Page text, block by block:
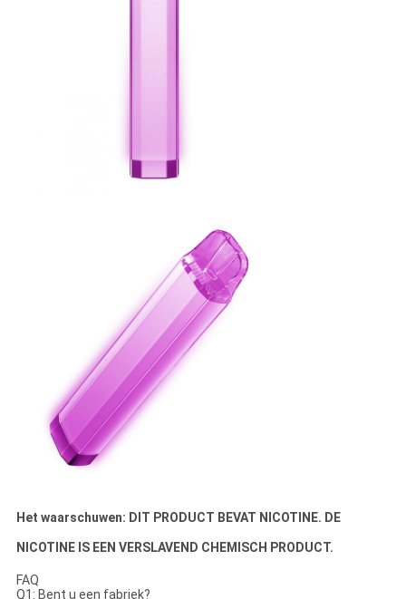
Het waarschuwen: DIT PRODUCT BEVAT NICOTINE. DE
NICOTINE IS EEN VERSLAVEND CHEMISCH PRODUCT.
FAQ
Q1: Bent u een fabriek?